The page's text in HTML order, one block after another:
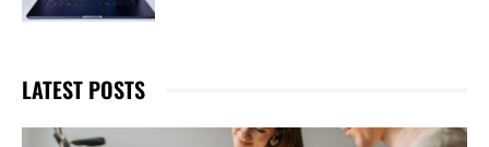
LATEST POSTS